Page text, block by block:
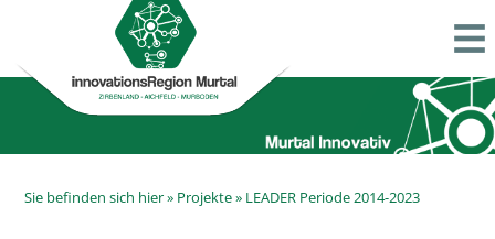
Sie befinden sich hier » Projekte» LEADER Periode 2014-2023